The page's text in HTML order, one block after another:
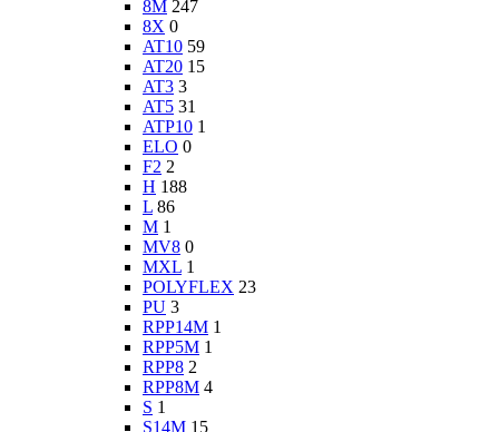
8M 247
8X 0
AT10 59
AT20 15
AT3 3
AT5 31
ATP10 1
ELO 0
F2 2
H 188
L 86
M 1
MV8 0
MXL 1
POLYFLEX 23
PU 3
RPP14M 1
RPP5M 1
RPP8 2
RPP8M 4
S 1
S14M 15